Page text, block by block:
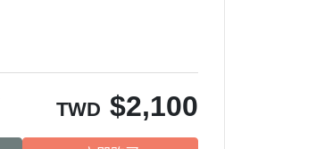
TWD $2,100